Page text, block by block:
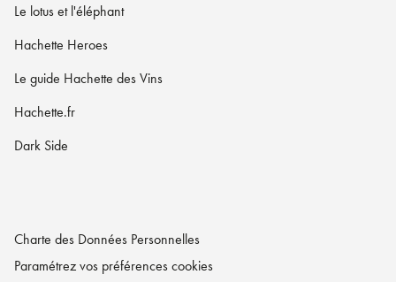
Le lotus et l'éléphant
Hachette Heroes
Le guide Hachette des Vins
Hachette.fr
Dark Side
Charte des Données Personnelles
Paramétrez vos préférences cookies